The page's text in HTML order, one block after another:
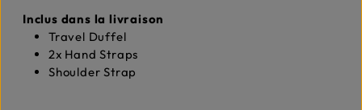
Inclus dans la livraison
Travel Duffel
2x Hand Straps
Shoulder Strap